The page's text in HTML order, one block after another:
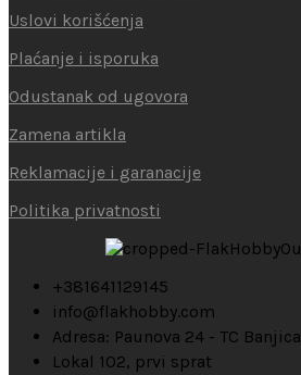
Uslovi korišćenja
Plaćanje i isporuka
Odustanak od ugovora
Zamena artikla
Reklamacije i garanacije
Politika privatnosti
+381641129145
info@flakhobby.com
Adresa: Paunova 24 - TC Banjica
Lokal 102, prvi sprat